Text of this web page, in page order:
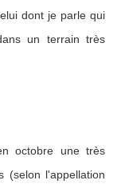
dont je parle qui
un terrain très
octobre une très
(selon l'appellation